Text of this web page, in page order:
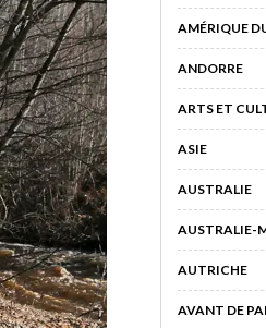
AMÉRIQUE
ANDORRE
ARTS ET
ASIE
AUSTRALIE
AUSTRALIE-
AUTRICHE
AVANT DE